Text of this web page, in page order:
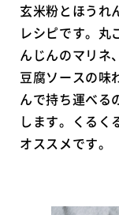
玄米粉とほうれ
レシピです。丸
んじんのマリネ
豆腐ソースの
んで持ち運べる
します。くるく
オススメです。